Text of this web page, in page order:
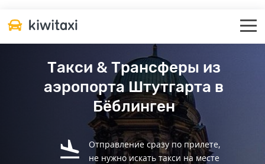
Такси & Трансферы из
аэропорта Штутгарта в
Бёблинген
Отправление сразу по прилете,
не нужно искать такси на месте